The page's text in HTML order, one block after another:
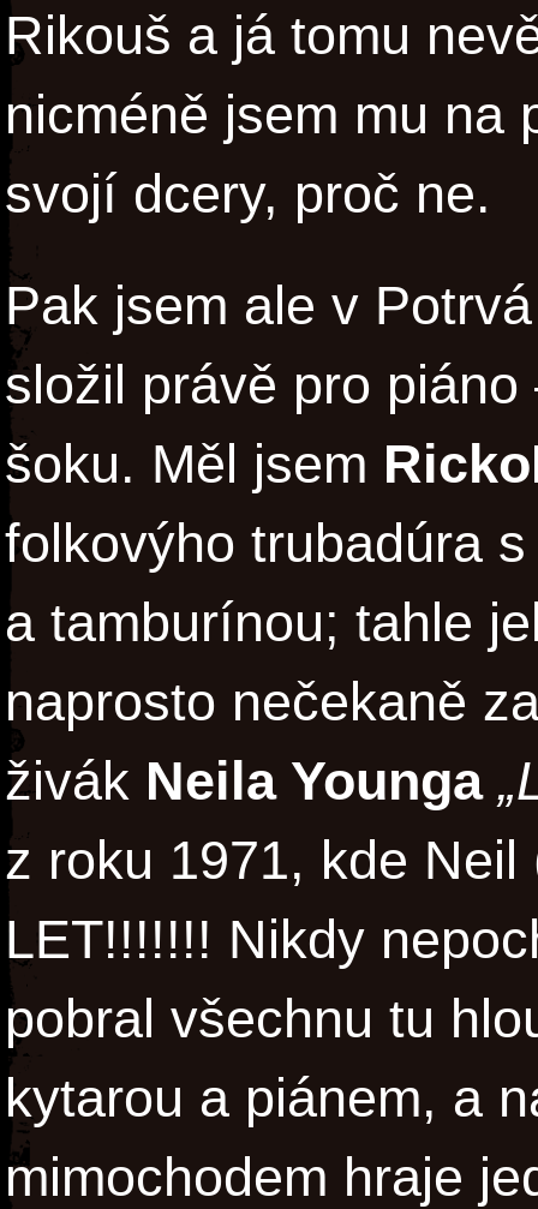
Rikouš a já tomu
nicméně jsem mu na
svojí dcery, proč ne.
Pak jsem ale v
složil právě pro
šoku. Měl jsem
folkovýho trubadúra
a tamburínou; tahle
naprosto nečekaně
živák Neila Younga
z roku 1971, kde
LET!!!!!!! Nikdy
pobral všechnu tu
kytarou a piánem, a
mimochodem hraje